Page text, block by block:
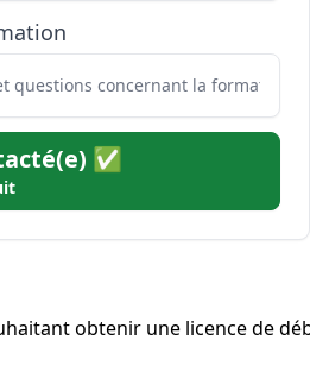
✅
obtenir une licence de